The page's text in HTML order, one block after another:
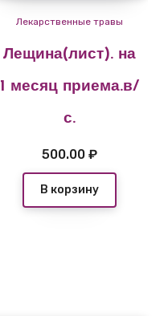
Лекарственные травы
Лещина(лист). на
1 месяц приема.в/
с.
500.00 ₽
В корзину